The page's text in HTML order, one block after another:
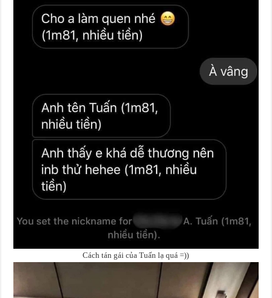
Cách tán gái của Tuấn lạ quá =))